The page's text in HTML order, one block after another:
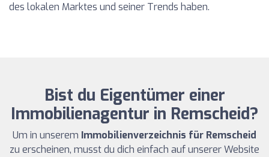
des lokalen Marktes und seiner Trends haben.
Bist du Eigentümer einer
Immobilienagentur in Remscheid?
Um in unserem Immobilienverzeichnis für Remscheid
zu erscheinen, musst du dich einfach auf unserer Website